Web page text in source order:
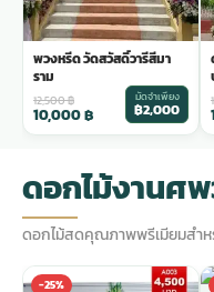
พวงหรีด วัดสวัสดิ์วารีสีมา
ราม
12,500฿
10,000฿
มัดจำเพียง
฿2,000
ดอกไม้งานศ
ดอกไม้สดคุณภาพพรีเมียมสำ
-25%